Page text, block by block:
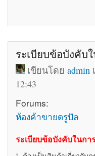
about รับสมัครทีมงา
ระเบียบข้อบังคับ
เขียนโดยadmin
12:43
Forums:
ห้องค้าขายดรูปัล
ระเบียบข้อบังคับในกา